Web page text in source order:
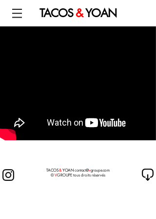
TACOS&YOAN
TACOS&YOAN contact@vgroupe.com
©VGROUPE tous droits réservés